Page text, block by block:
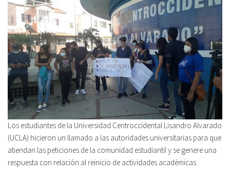
Los estudiantes de la Universidad Centroccidental Lisandro Alvarado
(UCLA) hicieron un llamado a las autoridades universitarias para que
atiendan las peticiones de la comunidad estudiantil y se genere una
respuesta con relación al reinicio de actividades académicas.